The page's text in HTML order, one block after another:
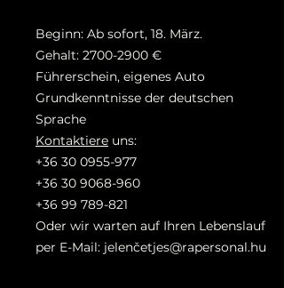
Beginn: Ab sofort, 18. März.
Gehalt: 2700-2900 €
Führerschein, eigenes Auto
Grundkenntnisse der deutschen
Sprache
Kontaktiere uns:
+36 30 0955-977
+36 30 9068-960
+36 99 789-821
Oder wir warten auf Ihren Lebenslauf
per E-Mail: jelenčetjes@rapersonal.hu